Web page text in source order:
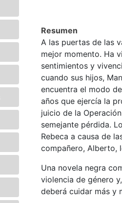
Resumen
A las puertas de las
mejor momento. Ha
sentimientos y
cuando sus hijos,
encuentra el modo
años que ejercía la
juicio de la
semejante pérdida.
Rebeca a causa de
compañero, Alberto,
Una novela negra
violencia de género
deberá cuidar más y